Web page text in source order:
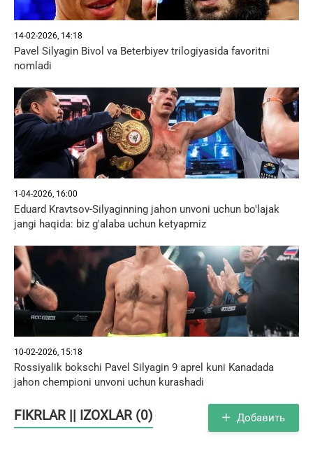
14-02-2026, 14:18
Pavel Silyagin Bivol va Beterbiyev trilogiyasida favoritni
nomladi
1-04-2026, 16:00
Eduard Kravtsov-Silyaginning jahon unvoni uchun bo'lajak
jangi haqida: biz g'alaba uchun ketyapmiz
10-02-2026, 15:18
Rossiyalik bokschi Pavel Silyagin 9 aprel kuni Kanadada
jahon chempioni unvoni uchun kurashadi
FIKRLAR || IZOXLAR (0) Добавить